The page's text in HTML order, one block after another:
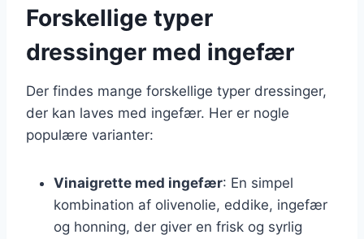
Forskellige typer
dressinger med ingefær
Der findes mange forskellige typer dressinger,
der kan laves med ingefær. Her er nogle
populære varianter:
Vinaigrette med ingefær: En simpel
kombination af olivenolie, eddike, ingefær
og honning, der giver en frisk og syrlig